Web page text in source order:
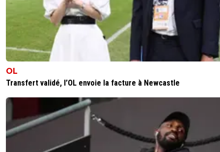
OL
Transfert validé, l’OL envoie la facture à Newcastle